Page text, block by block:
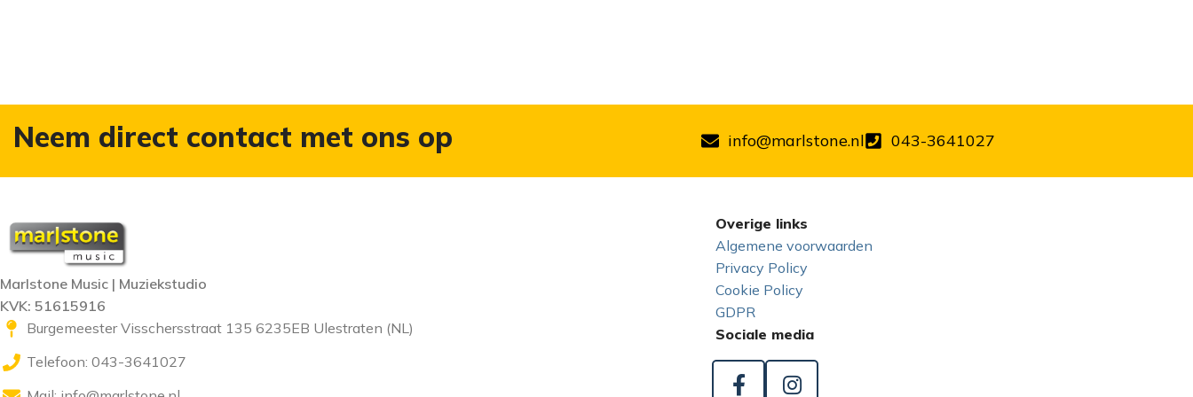
Neem direct contact met ons op info@marlstone.nl 043-3641027
Marlstone Music | Muziekstudio
KVK: 51615916
Burgemeester Visschersstraat 135 6235EB Ulestraten (NL)
Telefoon: 043-3641027
Overige links
Algemene voorwaarden
Privacy Policy
Cookie Policy
GDPR
Sociale media